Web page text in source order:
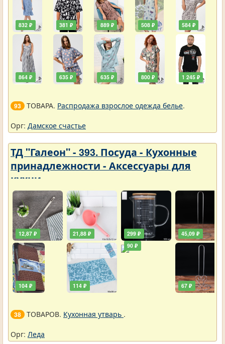
832 ₽
864 ₽
381 ₽
635 ₽
889 ₽
635 ₽
508 ₽
800 ₽
584 ₽
1 245 ₽
93 ТОВАРА. Распродажа взрослое одежда белье.
Орг: Дамское счастье
ТД "Галеон" - 393. Посуда - Кухонные
принадлежности - Аксессуары для
кухни
12,87 ₽
104 ₽
21,88 ₽
114 ₽
299 ₽
90 ₽
45,09 ₽
67 ₽
38 ТОВАРОВ. Кухонная утварь .
Орг: Леда